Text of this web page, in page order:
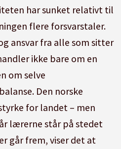
har sunket relativt til
flere forsvarstaler.
ansvar fra alle som sitter
ikke bare om en
om selve
Den norske
for landet – men
lærerne står på stedet
går frem, viser det at